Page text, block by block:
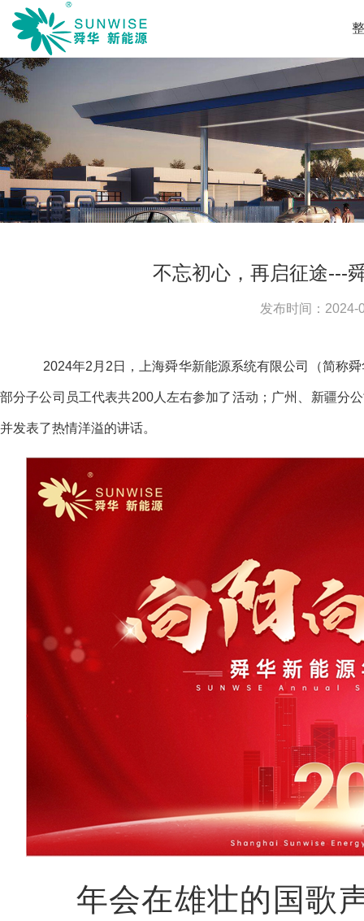
不忘初心，再启征途---
发布时间： 2024-
2024年2 月 2 日，上海舜华新能源系统有限公司（简称
部分子公司员工代表共200人左右参加了活动；广州、新疆分
并发表了热情洋溢的讲话。
年会在雄壮的国歌